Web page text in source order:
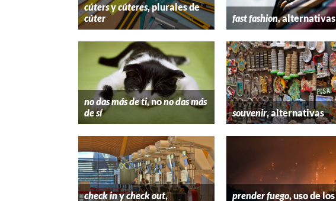
cútersycúteres, plurales de
cúter
fast fashion, alternativas
no das más de ti, nono das más
de sí
souvenir, alternativas
check inycheck out,
prender fuego, uso de los